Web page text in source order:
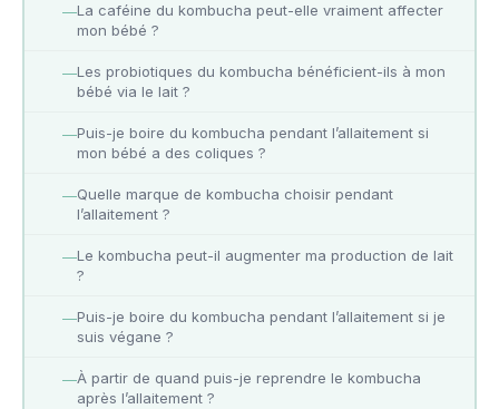
—La caféine du kombucha peut-elle vraiment affecter
mon bébé ?
—Les probiotiques du kombucha bénéficient-ils à mon
bébé via le lait ?
—Puis-je boire du kombucha pendant l’allaitement si
mon bébé a des coliques ?
—Quelle marque de kombucha choisir pendant
l’allaitement ?
—Le kombucha peut-il augmenter ma production de lait
?
—Puis-je boire du kombucha pendant l’allaitement si je
suis végane ?
—À partir de quand puis-je reprendre le kombucha
après l’allaitement ?